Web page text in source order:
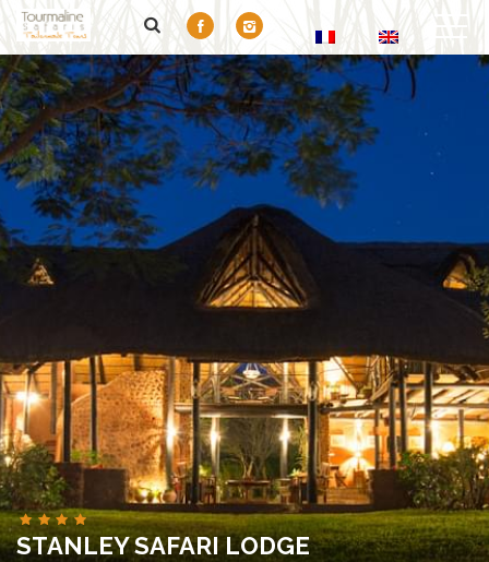
STANLEY SAFARI LODGE